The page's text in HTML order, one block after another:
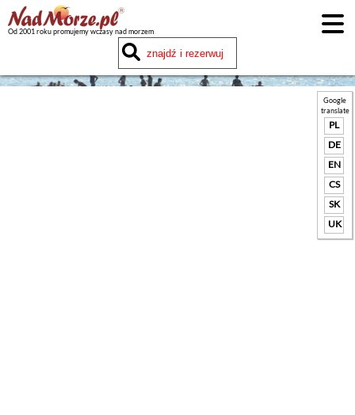
Od 2001 roku promujemy wczasy nad morzem
Google
translate
PL
DE
EN
CS
SK
UK